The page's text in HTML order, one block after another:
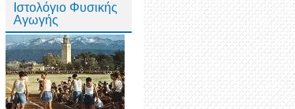
Ιστολόγιο Φυσικής
Αγωγής